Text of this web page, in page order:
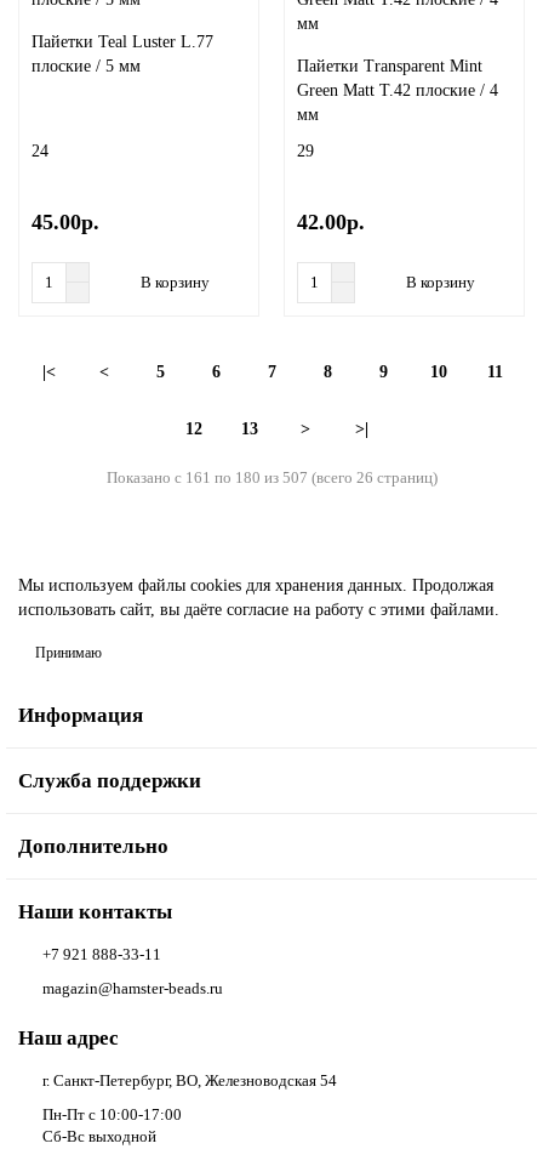
Пайетки Teal Luster L.77
плоские / 5 мм
24
45.00р.
В корзину
Пайетки Transparent Mint
Green Matt T.42 плоские / 4
мм
29
42.00р.
В корзину
|< < 5 6 7 8 9 10 11
12 13 > >|
Показано с 161 по 180 из 507 (всего 26 страниц)
Мы используем файлы cookies для хранения данных. Продолжая
использовать сайт, вы даёте согласие на работу с этими файлами.
Принимаю
Информация
Служба поддержки
Дополнительно
Наши контакты
+7 921 888-33-11
magazin@hamster-beads.ru
Наш адрес
г. Санкт-Петербург, ВО, Железноводская 54
Пн-Пт с 10:00-17:00
Сб-Вс выходной